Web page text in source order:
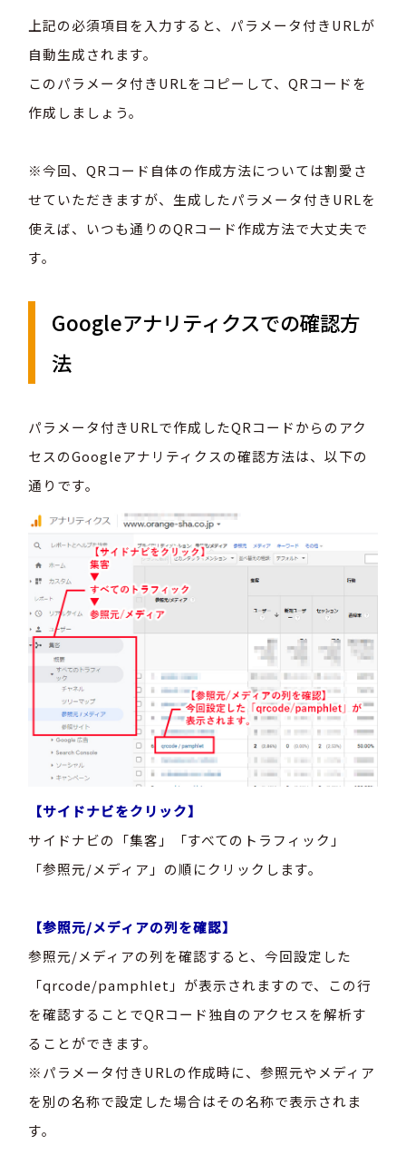
上記の必須項目を入力すると、パラメータ付きURLが
自動生成されます。
このパラメータ付きURLをコピーして、QRコードを
作成しましょう。
※今回、QRコード自体の作成方法については割愛さ
せていただきますが、生成したパラメータ付きURLを
使えば、いつも通りのQRコード作成方法で大丈夫で
す。
Googleアナリティクスでの確認方
法
パラメータ付きURLで作成したQRコードからのアク
セスのGoogleアナリティクスの確認方法は、以下の
通りです。
【サイドナビをクリック】
サイドナビの「集客」
「すべてのトラフィック」
「参照元/メディア」の順にクリックします。
【参照元/メディアの列を確認】
参照元/メディアの列を確認すると、今回設定した
「qrcode/pamphlet」が表示されますので、この行
を確認することでQRコード独自のアクセスを解析す
ることができます。
※パラメータ付きURLの作成時に、参照元やメディア
を別の名称で設定した場合はその名称で表示されま
す。